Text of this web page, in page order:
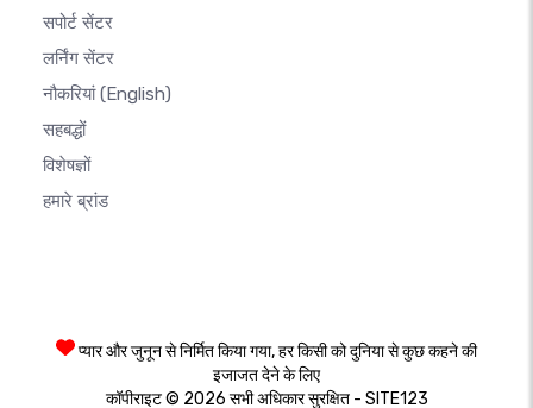
सपोर्ट सेंटर
लर्निंग सेंटर
नौकरियां(English)
सहबद्धों
विशेषज्ञों
हमारे ब्रांड
प्यार और जुनून से निर्मित किया गया, हर किसी को दुनिया से कुछ कहने की
इजाजत देने के लिए
कॉपीराइट © 2026 सभी अधिकार सुरक्षित - SITE123